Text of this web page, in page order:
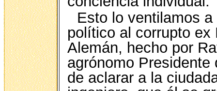
Esto lo ventilamos
político al corrupto ex
Alemán, hecho por
agrónomo
de aclarar a la